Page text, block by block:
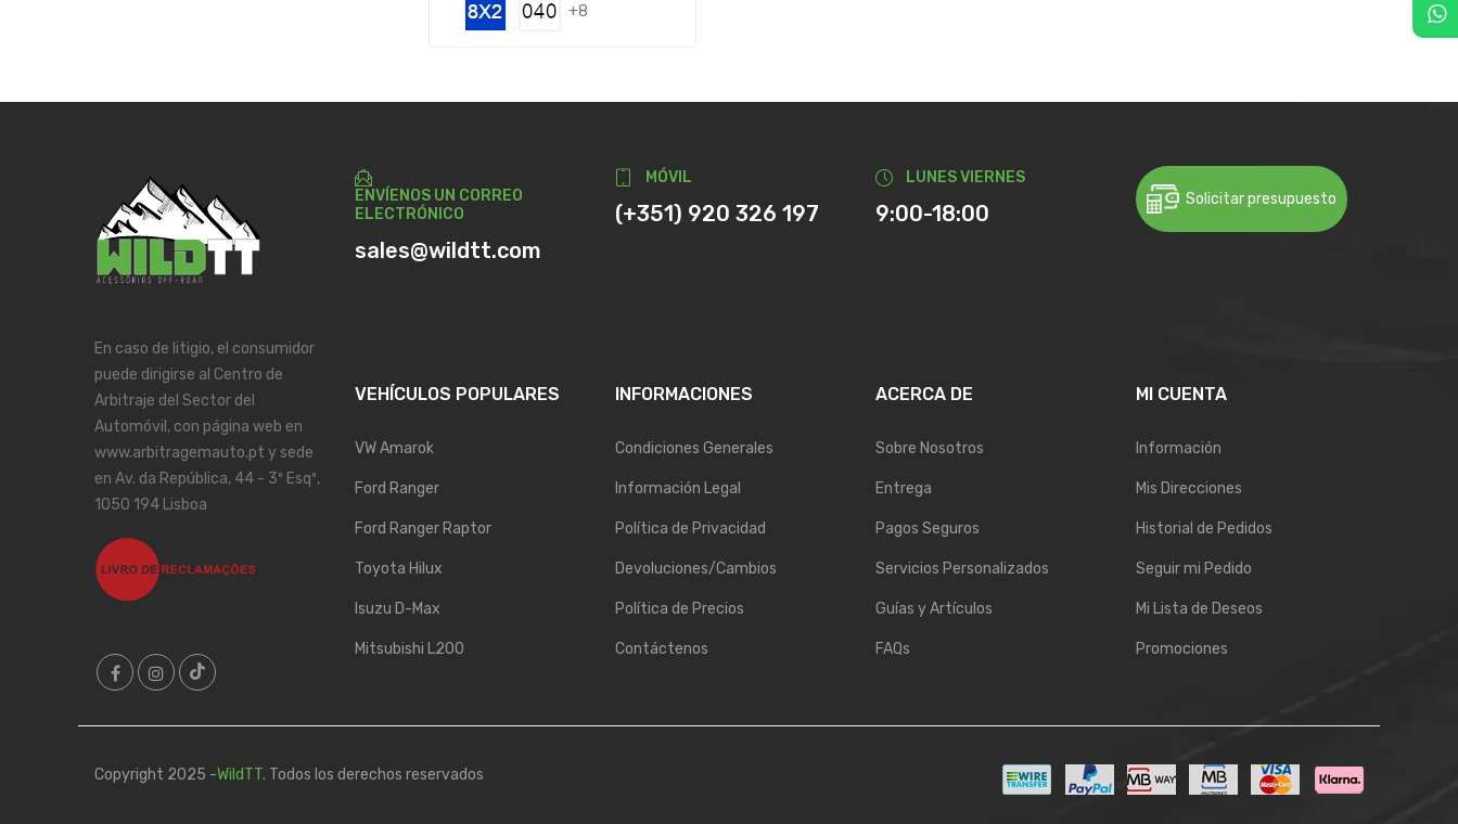
+8
ENVÍENOS UN CORREO
ELECTRÓNICO
sales@wildtt.com
MÓVIL
(+351) 920 326 197
LUNES VIERNES
9:00-18:00
Solicitar presupuesto
En caso de litigio, el consumidor
puede dirigirse al Centro de
Arbitraje del Sector del
Automóvil, con página web en
www.arbitragemauto.pt y sede
en Av. da República, 44 - 3º Esqº,
1050 194 Lisboa
VEHÍCULOS POPULARES
VW Amarok
Ford Ranger
Ford Ranger Raptor
Toyota Hilux
Isuzu D-Max
Mitsubishi L200
INFORMACIONES
Condiciones Generales
Información Legal
Política de Privacidad
Devoluciones/Cambios
Política de Precios
Contáctenos
ACERCA DE
Sobre Nosotros
Entrega
Pagos Seguros
Servicios Personalizados
Guías y Artículos
FAQs
MI CUENTA
Información
Mis Direcciones
Historial de Pedidos
Seguir mi Pedido
Mi Lista de Deseos
Promociones
Copyright 2025 -WildTT. Todos los derechos reservados